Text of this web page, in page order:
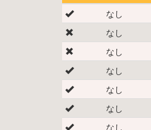
なし
なし
なし
なし
なし
なし
なし